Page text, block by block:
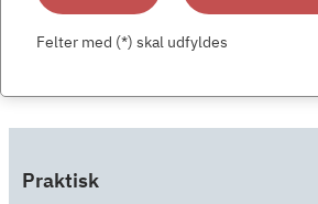
Felter med (*) skal udfyldes
Praktisk